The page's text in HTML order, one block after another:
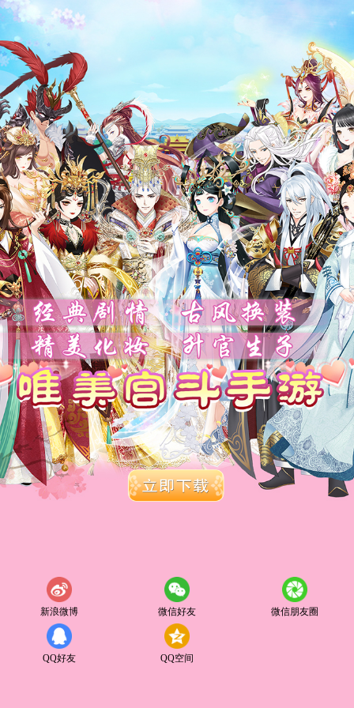
新浪微博 微信好友 微信朋友圈
QQ好友 QQ空间